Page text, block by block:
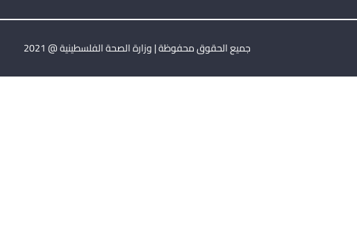
جميع الحقوق محفوظة | وزارة الصحة الفلسطينية @ 2021